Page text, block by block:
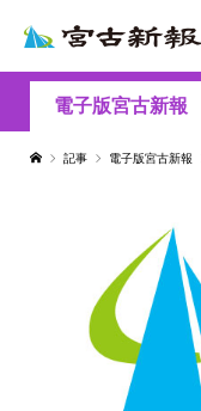
電子版宮古新報
記事 電子版宮古新報